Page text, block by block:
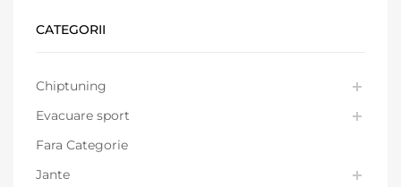
CATEGORII
Chiptuning
Evacuare sport
Fara Categorie
Jante